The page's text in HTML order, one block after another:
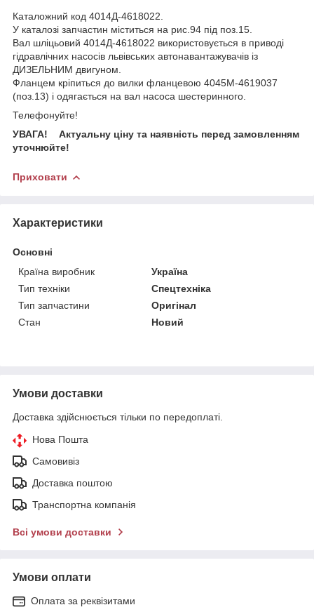
Каталожний код 4014Д-4618022.
У каталозі запчастин міститься на рис.94 під поз.15.
Вал шліцьовий 4014Д-4618022 використовується в приводі
гідравлічних насосів львівських автонавантажувачів із
ДИЗЕЛЬНИМ двигуном.
Фланцем кріпиться до вилки фланцевою 4045М-4619037
(поз.13) і одягається на вал насоса шестеринного.
Телефонуйте!
УВАГА! Актуальну ціну та наявність перед замовленням
уточнюйте!
Приховати
Характеристики
Основні
Країна виробник
Україна
Тип техніки
Спецтехніка
Тип запчастини
Оригінал
Стан
Новий
Умови доставки
Доставка здійснюється тільки по передоплаті.
Нова Пошта
Самовивіз
Доставка поштою
Транспортна компанія
Всі умови доставки
Умови оплати
Оплата за реквізитами